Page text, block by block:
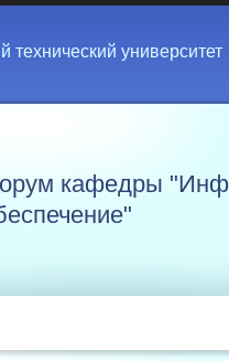
технический университет
кафедры